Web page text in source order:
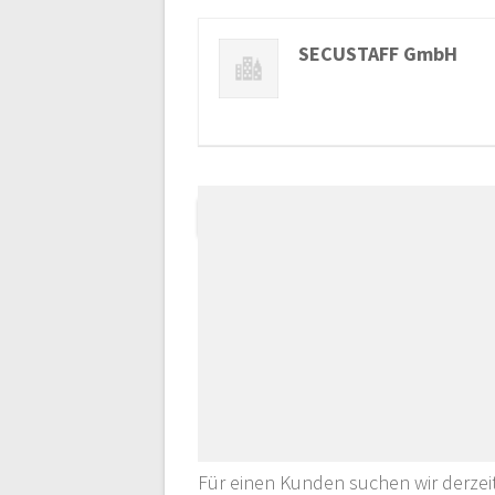
SECUSTAFF GmbH
Für einen Kunden suchen wir